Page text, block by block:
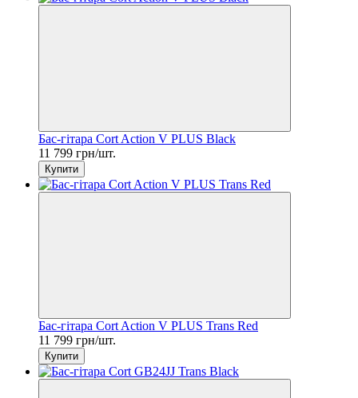
Бас-гітара Cort Action V PLUS Black
11 799 грн/шт.
Купити
Бас-гітара Cort Action V PLUS Trans Red
11 799 грн/шт.
Купити